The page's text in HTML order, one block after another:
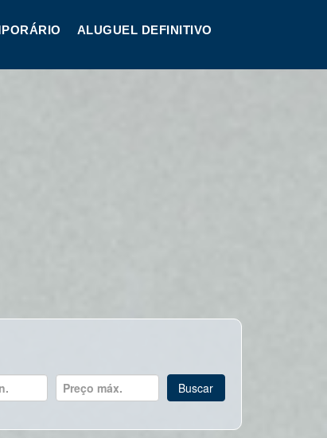
ALUGUEL DEFINITIVO